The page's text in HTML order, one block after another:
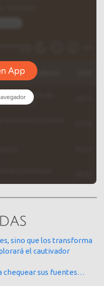
sino que los transforma
el cautivador
chequear sus fuentes…